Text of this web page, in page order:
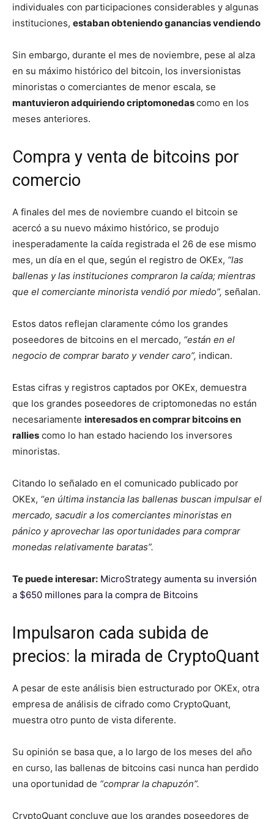
individuales con participaciones considerables y algunas
instituciones, estaban obteniendo ganancias vendiendo
Sin embargo, durante el mes de noviembre, pese al alza
en su máximo histórico del bitcoin, los inversionistas
minoristas o comerciantes de menor escala, se
mantuvieron adquiriendo criptomonedascomo en los
meses anteriores.
Compra y venta de bitcoins por
comercio
A finales del mes de noviembre cuando el bitcoin se
acercó a su nuevo máximo histórico, se produjo
inesperadamente la caída registrada el 26 de ese mismo
mes, un día en el que, según el registro de OKEx, “las
ballenas y las instituciones compraron la caída; mientras
que el comerciante minorista vendió por miedo”, señalan.
Estos datos reflejan claramente cómo los grandes
poseedores de bitcoins en el mercado, “están en el
negocio de comprar barato y vender caro”, indican.
Estas cifras y registros captados por OKEx, demuestra
que los grandes poseedores de criptomonedas no están
necesariamente interesados en comprar bitcoins en
rallies como lo han estado haciendo los inversores
minoristas.
Citando lo señalado en el comunicado publicado por
OKEx, “en última instancia las ballenas buscan impulsar el
mercado, sacudir a los comerciantes minoristas en
pánico y aprovechar las oportunidades para comprar
monedas relativamente baratas”.
Te puede interesar: MicroStrategy aumenta su inversión
a $650 millones para la compra de Bitcoins
Impulsaron cada subida de
precios: la mirada de CryptoQuant
A pesar de este análisis bien estructurado por OKEx, otra
empresa de análisis de cifrado como CryptoQuant,
muestra otro punto de vista diferente.
Su opinión se basa que, a lo largo de los meses del año
en curso, las ballenas de bitcoins casi nunca han perdido
una oportunidad de “comprar la chapuzón”.
CryptoQuant concluye que los grandes poseedores de